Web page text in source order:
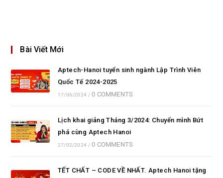
Bài Viết Mới
Aptech-Hanoi tuyển sinh ngành Lập Trình Viên
Quốc Tế 2024-2025
17/06/2024 / 0 COMMENTS
Lịch khai giảng Tháng 3/2024: Chuyển mình Bứt
phá cùng Aptech Hanoi
27/02/2024 / 0 COMMENTS
TẾT CHẤT – CODE VỀ NHẤT. Aptech Hanoi tặng